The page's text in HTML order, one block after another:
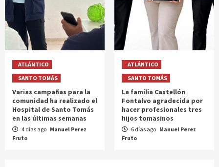
ATLÁNTICO
SANTO TOMÁS
Varias campañas para la
comunidad ha realizado el
Hospital de Santo Tomás
en las últimas semanas
4 días ago Manuel Perez
Fruto
ATLÁNTICO
SANTO TOMÁS
La familia Castellón
Fontalvo agradecida por
hacer profesionales tres
hijos tomasinos
6 días ago Manuel Perez
Fruto